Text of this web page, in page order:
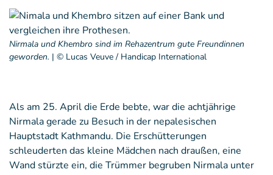
Nirmala und Khembro sind im Rehazentrum gute Freundinnen
geworden. | © Lucas Veuve / Handicap International
Als am 25. April die Erde bebte, war die achtjährige
Nirmala gerade zu Besuch in der nepalesischen
Hauptstadt Kathmandu. Die Erschütterungen
schleuderten das kleine Mädchen nach draußen, eine
Wand stürzte ein, die Trümmer begruben Nirmala unter